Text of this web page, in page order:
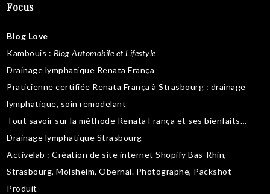
Focus
Blog Love
Kambouis : Blog Automobile et Lifestyle
Drainage lymphatique Renata França
Praticienne certifiée Renata França à Strasbourg : drainage
lymphatique, soin remodelant
Tout savoir sur la méthode Renata França et ses bienfaits…
Drainage lymphatique Strasbourg
Activelab : Création de site internet Shopify Bas-Rhin,
Strasbourg, Molsheim, Obernai. Photographe, Packshot
Produit